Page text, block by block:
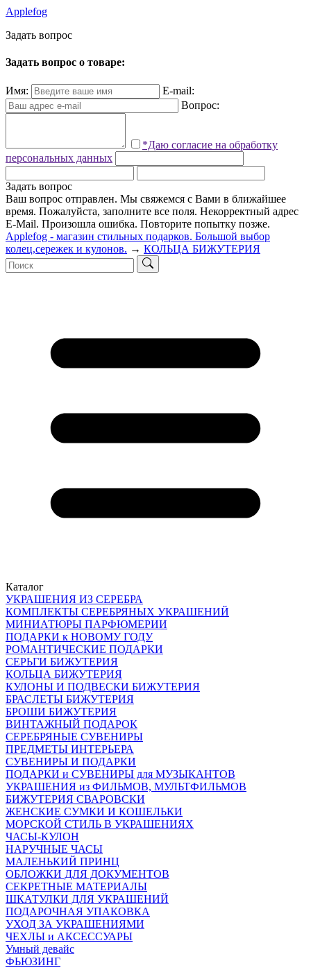
Applefog
Задать вопрос
Задать вопрос о товаре:
Имя:
E-mail:
Вопрос:
*Даю согласие на обработку
персональных данных
Задать вопрос
Ваш вопрос отправлен. Мы свяжемся с Вами в ближайшее
время. Пожалуйста, заполните все поля. Некорректный адрес
E-Mail. Произошла ошибка. Повторите попытку позже.
Applefog - магазин стильных подарков. Большой выбор
колец,сережек и кулонов. → КОЛЬЦА БИЖУТЕРИЯ
Каталог
УКРАШЕНИЯ ИЗ СЕРЕБРА
КОМПЛЕКТЫ СЕРЕБРЯНЫХ УКРАШЕНИЙ
МИНИАТЮРЫ ПАРФЮМЕРИИ
ПОДАРКИ к НОВОМУ ГОДУ
РОМАНТИЧЕСКИЕ ПОДАРКИ
СЕРЬГИ БИЖУТЕРИЯ
КОЛЬЦА БИЖУТЕРИЯ
КУЛОНЫ И ПОДВЕСКИ БИЖУТЕРИЯ
БРАСЛЕТЫ БИЖУТЕРИЯ
БРОШИ БИЖУТЕРИЯ
ВИНТАЖНЫЙ ПОДАРОК
СЕРЕБРЯНЫЕ СУВЕНИРЫ
ПРЕДМЕТЫ ИНТЕРЬЕРА
СУВЕНИРЫ И ПОДАРКИ
ПОДАРКИ и СУВЕНИРЫ для МУЗЫКАНТОВ
УКРАШЕНИЯ из ФИЛЬМОВ, МУЛЬТФИЛЬМОВ
БИЖУТЕРИЯ СВАРОВСКИ
ЖЕНСКИЕ СУМКИ И КОШЕЛЬКИ
МОРСКОЙ СТИЛЬ В УКРАШЕНИЯХ
ЧАСЫ-КУЛОН
НАРУЧНЫЕ ЧАСЫ
МАЛЕНЬКИЙ ПРИНЦ
ОБЛОЖКИ ДЛЯ ДОКУМЕНТОВ
СЕКРЕТНЫЕ МАТЕРИАЛЫ
ШКАТУЛКИ ДЛЯ УКРАШЕНИЙ
ПОДАРОЧНАЯ УПАКОВКА
УХОД ЗА УКРАШЕНИЯМИ
ЧEХЛЫ и АКСЕССУАРЫ
Умный девайс
ФЬЮЗИНГ